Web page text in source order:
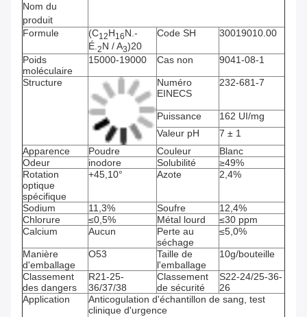
Nom du
produit
Formule (C12H16N.-
É.2N / A3)20
Code SH 30019010.00
Poids
moléculaire
15000-19000 Cas non 9041-08-1
Structure
Numéro
EINECS
232-681-7
Puissance
162 UI/mg
Valeur pH
7 ± 1
Apparence
Poudre Couleur
Blanc
Odeur
inodore Solubilité
≥49%
Rotation
optique
spécifique
+45,10° Azote 2,4%
Sodium 11,3% Soufre
12,4%
Chlorure
≤0,5% Métal lourd
≤30 ppm
Calcium
Aucun
Perte au
séchage
≤5,0%
Manière
d'emballage
O53
Taille de
l'emballage
10g/bouteille
Classement
des dangers
R21-25-
36/37/38
Classement
de sécurité
S22-24/25-36-
26
Application
Anticogulation d'échantillon de sang, test
clinique d'urgence